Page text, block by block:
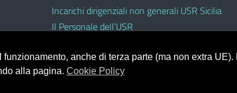
Incarichi dirigenziali non generali USR Sicilia
Il Personale dell’USR
anche di terza parte (ma non extra
alla pagina. Cookie Policy